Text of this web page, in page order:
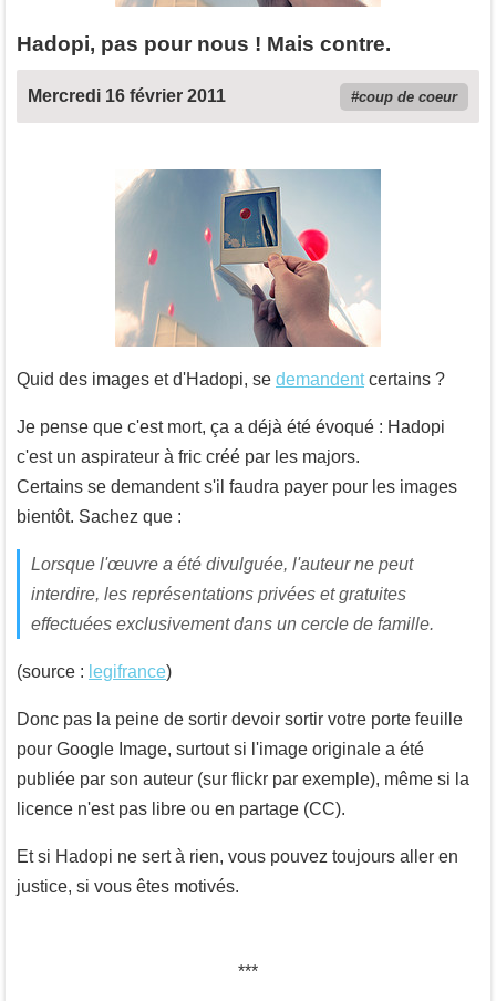
Hadopi, pas pour nous ! Mais contre.
Mercredi 16 février 2011 coup de coeur
Quid des images et d'Hadopi, se demandentcertains ?
Je pense que c'est mort, ça a déjà été évoqué : Hadopi
c'est un aspirateur à fric créé par les majors.
Certains se demandent s'il faudra payer pour les images
bientôt. Sachez que :
Lorsque l'œuvre a été divulguée, l'auteur ne peut
interdire, les représentations privées et gratuites
effectuées exclusivement dans un cercle de famille.
(source : legifrance)
Donc pas la peine de sortir devoir sortir votre porte feuille
pour Google Image, surtout si l'image originale a été
publiée par son auteur (sur flickr par exemple), même si la
licence n'est pas libre ou en partage (CC).
Et si Hadopi ne sert à rien, vous pouvez toujours aller en
justice, si vous êtes motivés.